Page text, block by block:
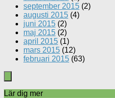
september 2015 (2)
augusti 2015 (4)
juni 2015 (2)
maj 2015 (2)
april 2015 (1)
mars 2015 (12)
februari 2015 (63)
Lär dig mer